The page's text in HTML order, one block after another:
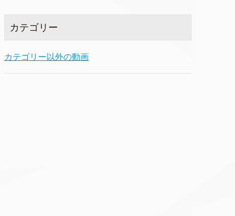
カテゴリー
カテゴリー以外の動画